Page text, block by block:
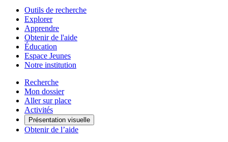
Outils de recherche
Explorer
Apprendre
Obtenir de l'aide
Éducation
Espace Jeunes
Notre institution
Recherche
Mon dossier
Aller sur place
Activités
Présentation visuelle
Obtenir de l’aide